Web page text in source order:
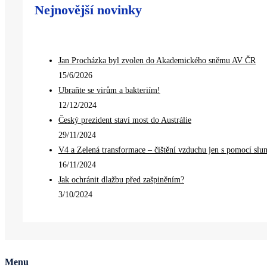
Nejnovější novinky
Jan Procházka byl zvolen do Akademického sněmu AV ČR
15/6/2026
Ubraňte se virům a bakteriím!
12/12/2024
Český prezident staví most do Austrálie
29/11/2024
V4 a Zelená transformace – čištění vzduchu jen s pomocí
16/11/2024
Jak ochránit dlažbu před zašpiněním?
3/10/2024
Menu